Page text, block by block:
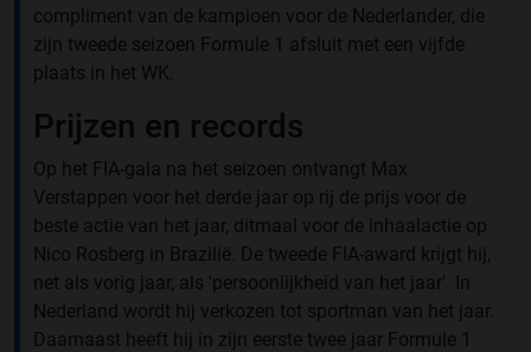
compliment van de kampioen voor de Nederlander, die
zijn tweede seizoen Formule 1 afsluit met een vijfde
plaats in het WK.
Prijzen en records
Op het FIA-gala na het seizoen ontvangt Max
Verstappen voor het derde jaar op rij de prijs voor de
beste actie van het jaar, ditmaal voor de inhaalactie op
Nico Rosberg in Brazilië. De tweede FIA-award krijgt hij,
net als vorig jaar, als 'persoonlijkheid van het jaar'. In
Nederland wordt hij verkozen tot sportman van het jaar.
Daarnaast heeft hij in zijn eerste twee jaar Formule 1